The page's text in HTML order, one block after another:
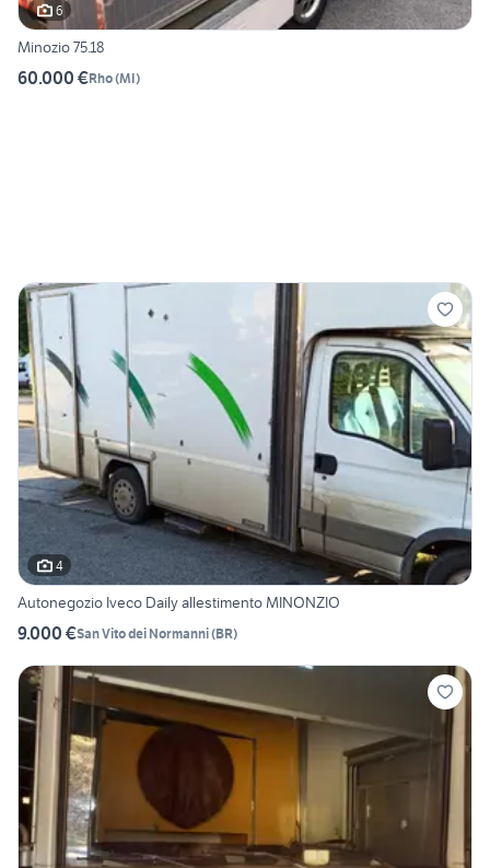
6
Minozio 75.18
60.000 €Rho(MI)
4
Autonegozio Iveco Daily allestimento MINONZIO
9.000 €San Vito dei Normanni(BR)